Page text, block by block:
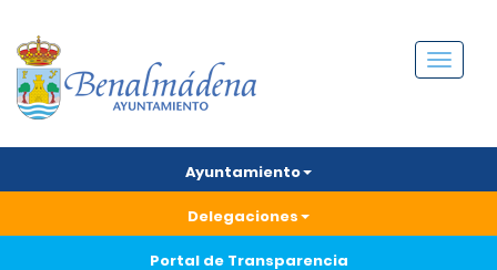
Menú
Ayuntamiento
Delegaciones
Portal de Transparencia